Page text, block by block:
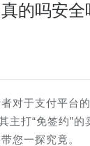
的吗安全
对于支付平台
主打“免签约”
您一探究竟。